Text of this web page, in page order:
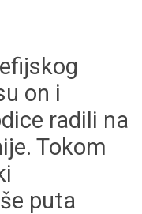
on i
radili na
Tokom
puta